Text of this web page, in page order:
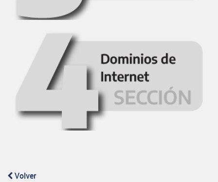
Volver